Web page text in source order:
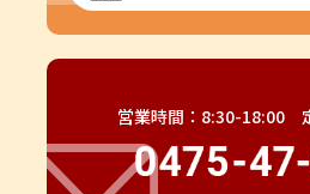
営業時間：8:30-18:00